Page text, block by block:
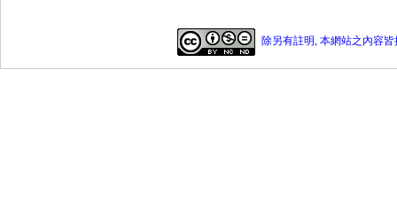
除另有註明, 本網站之內容